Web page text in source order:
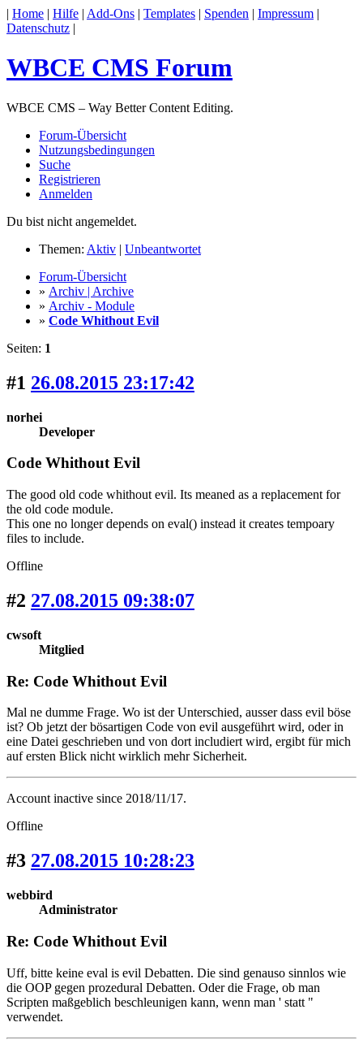
| Home | Hilfe | Add-Ons | Templates | Spenden | Impressum |
Datenschutz |
WBCE CMS Forum
WBCE CMS – Way Better Content Editing.
Forum-Übersicht
Nutzungsbedingungen
Suche
Registrieren
Anmelden
Du bist nicht angemeldet.
Themen: Aktiv | Unbeantwortet
Forum-Übersicht
» Archiv | Archive
» Archiv - Module
» Code Whithout Evil
Seiten: 1
#1 26.08.2015 23:17:42
norhei
Developer
Code Whithout Evil
The good old code whithout evil. Its meaned as a replacement for
the old code module.
This one no longer depends on eval() instead it creates tempoary
files to include.
Offline
#2 27.08.2015 09:38:07
cwsoft
Mitglied
Re: Code Whithout Evil
Mal ne dumme Frage. Wo ist der Unterschied, ausser dass evil böse
ist? Ob jetzt der bösartigen Code von evil ausgeführt wird, oder in
eine Datei geschrieben und von dort includiert wird, ergibt für mich
auf ersten Blick nicht wirklich mehr Sicherheit.
Account inactive since 2018/11/17.
Offline
#3 27.08.2015 10:28:23
webbird
Administrator
Re: Code Whithout Evil
Uff, bitte keine eval is evil Debatten. Die sind genauso sinnlos wie
die OOP gegen prozedural Debatten. Oder die Frage, ob man
Scripten maßgeblich beschleunigen kann, wenn man ' statt "
verwendet.